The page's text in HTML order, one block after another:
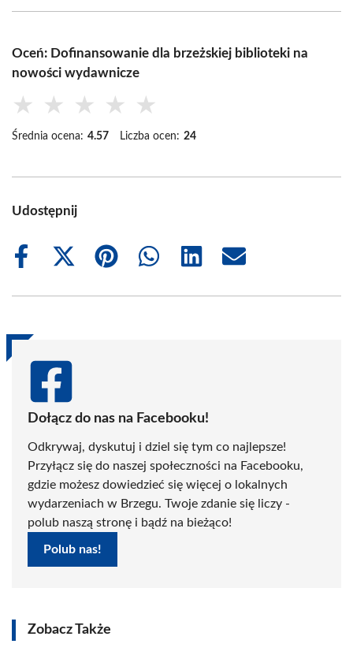
Oceń: Dofinansowanie dla brzeżskiej biblioteki na
nowości wydawnicze
★ ★ ★ ★ ★
Średnia ocena: 4.57 Liczba ocen: 24
Udostępnij
Share
Share
(Twitter)
Share
Share
Share
Share
Dołącz do nas na Facebooku!
Odkrywaj, dyskutuj i dziel się tym co najlepsze!
Przyłącz się do naszej społeczności na Facebooku,
gdzie możesz dowiedzieć się więcej o lokalnych
wydarzeniach w Brzegu. Twoje zdanie się liczy -
polub naszą stronę i bądź na bieżąco!
Polub nas!
Zobacz Także